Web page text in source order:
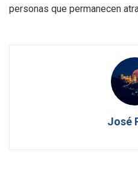
personas que permanecen
José